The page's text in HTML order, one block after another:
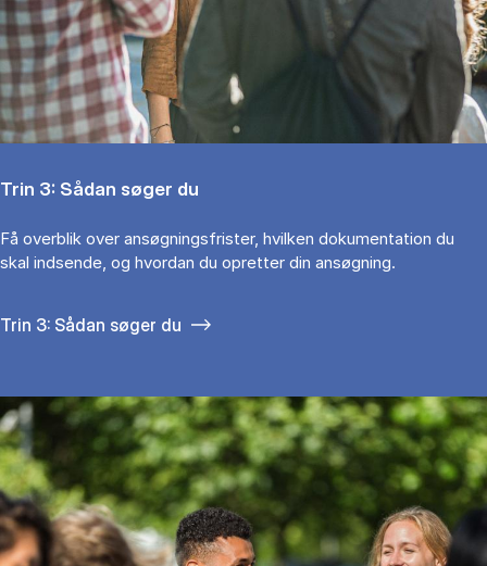
Trin 3: Sådan søger du
Få overblik over ansøgningsfrister, hvilken dokumentation du
skal indsende, og hvordan du opretter din ansøgning.
Trin 3: Sådan søger du